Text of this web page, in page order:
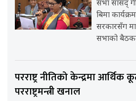
सभा सांसद्
बिमा
सरकारसँग
सभाको
परराष्ट्र नीतिको केन्द्रमा
परराष्ट्रमन्त्री खनाल